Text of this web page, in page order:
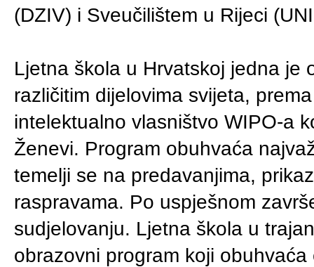
(DZIV) i Sveučilištem u Rijeci
Ljetna škola u Hrvatskoj jedna je
različitim dijelovima svijeta,
intelektualno vlasništvo WIPO-a
Ženevi. Program obuhvaća
temelji se na predavanjima,
raspravama. Po uspješnom
sudjelovanju. Ljetna škola u
obrazovni program koji